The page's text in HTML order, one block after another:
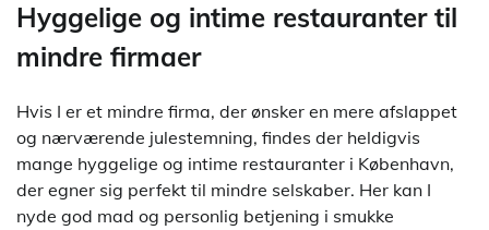
Hyggelige og intime restauranter til
mindre firmaer
Hvis I er et mindre firma, der ønsker en mere afslappet
og nærværende julestemning, findes der heldigvis
mange hyggelige og intime restauranter i København,
der egner sig perfekt til mindre selskaber. Her kan I
nyde god mad og personlig betjening i smukke